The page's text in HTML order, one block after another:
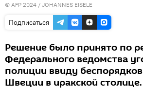
© AFP 2024 / JOHANNES EISELE
Подписаться
Решение было принято по
Федерального ведомства
полиции ввиду
Швеции в иракской столице.